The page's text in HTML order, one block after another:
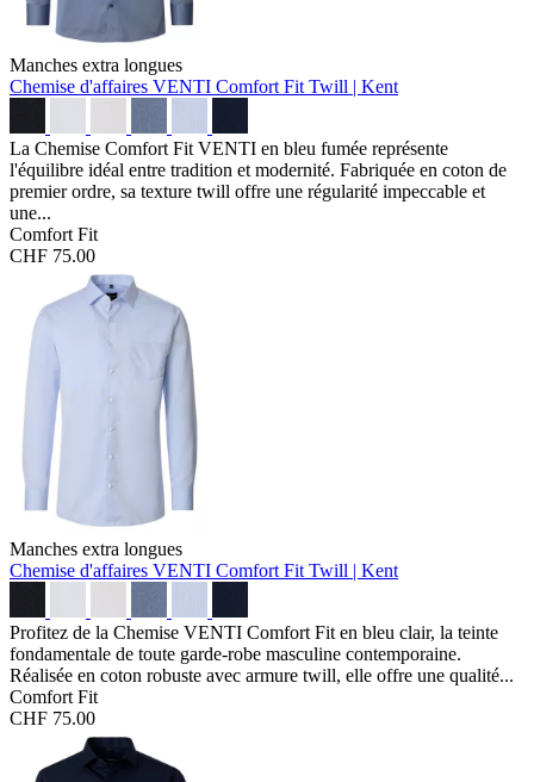
Manches extra longues
Chemise d'affaires VENTI Comfort Fit Twill | Kent
La Chemise Comfort Fit VENTI en bleu fumée représente
l'équilibre idéal entre tradition et modernité. Fabriquée en coton de
premier ordre, sa texture twill offre une régularité impeccable et
une...
Comfort Fit
CHF 75.00
Manches extra longues
Chemise d'affaires VENTI Comfort Fit Twill | Kent
Profitez de la Chemise VENTI Comfort Fit en bleu clair, la teinte
fondamentale de toute garde-robe masculine contemporaine.
Réalisée en coton robuste avec armure twill, elle offre une qualité...
Comfort Fit
CHF 75.00